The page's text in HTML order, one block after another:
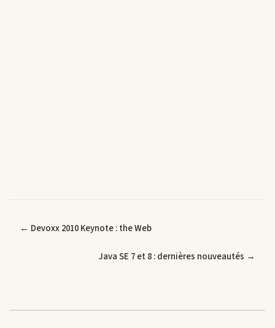
← Devoxx 2010 Keynote : the Web
Java SE 7 et 8 : dernières nouveautés →